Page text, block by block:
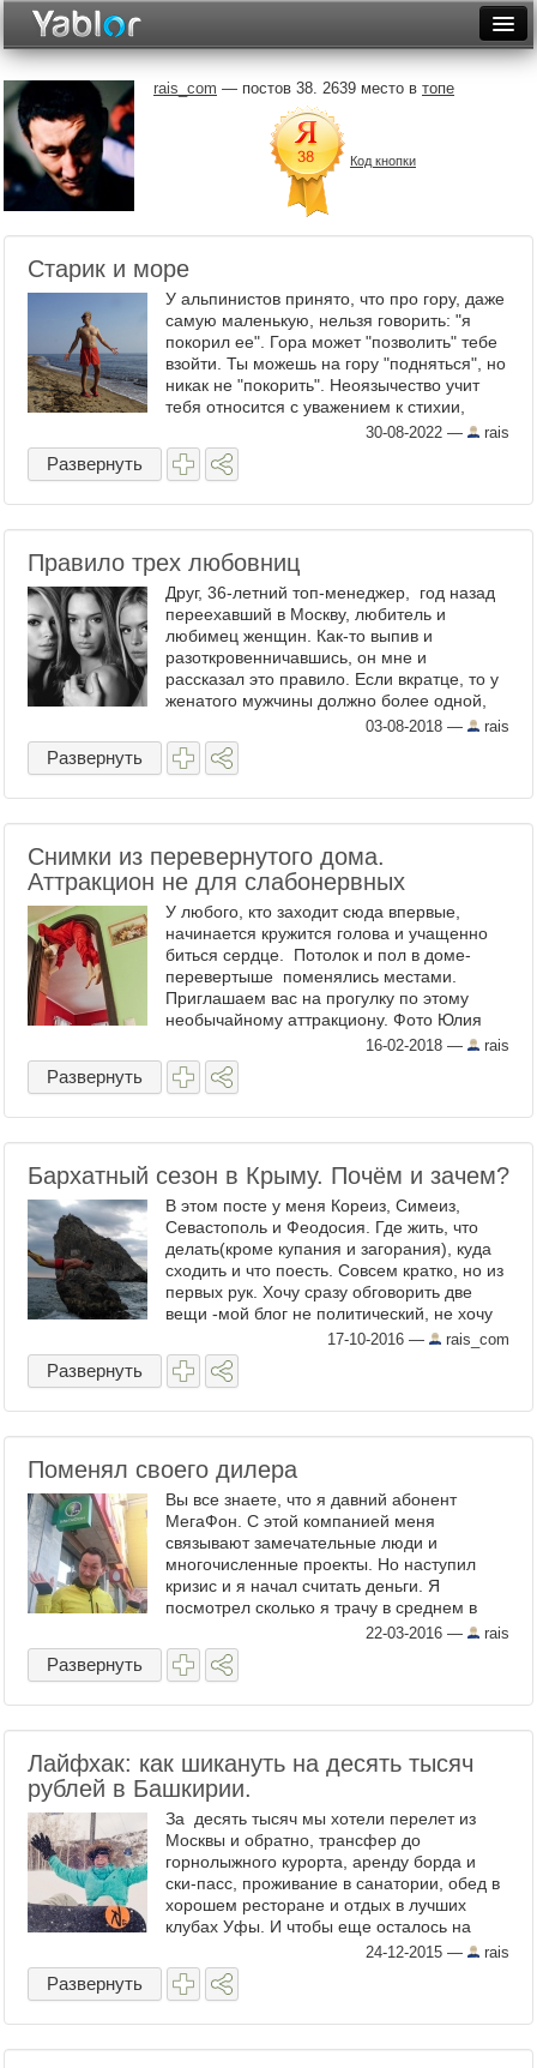
Неделя
Месяц
Фототоп
Видеотоп
rais_com — постов 38. 2639 место в топе
Код кнопки
Старик и море
У альпинистов принято, что про гору, даже
самую маленькую, нельзя говорить: "я
покорил ее". Гора может "позволить" тебе
взойти. Ты можешь на гору "подняться", но
никак не "покорить". Неоязычество учит
тебя относится с уважением к стихии,
мощной, страшной, но доброй
одновременно. Учит ...
30-08-2022 — rais
Развернуть
Правило трех любовниц
Друг, 36-летний топ-менеджер, год назад
переехавший в Москву, любитель и
любимец женщин. Как-то выпив и
разоткровенничавшись, он мне и
рассказал это правило. Если вкратце, то у
женатого мужчины должно более одной,
но не более трех любовниц.
Одноразовых встреч может быть ...
03-08-2018 — rais
Развернуть
Снимки из перевернутого дома.
Аттракцион не для слабонервных
У любого, кто заходит сюда впервые,
начинается кружится голова и учащенно
биться сердце. Потолок и пол в доме-
перевертыше поменялись местами.
Приглашаем вас на прогулку по этому
необычайному аттракциону. Фото Юлия
Ковшова Модели Ульяна Тригубчак ...
16-02-2018 — rais
Развернуть
Бархатный сезон в Крыму. Почём и зачем?
В этом посте у меня Кореиз, Симеиз,
Севастополь и Феодосия. Где жить, что
делать(кроме купания и загорания), куда
сходить и что поесть. Совсем кратко, но из
первых рук. Хочу сразу обговорить две
вещи -мой блог не политический, не хочу
вдаваться в "крымнаш", но написал, там
где этого ...
17-10-2016 — rais_com
Развернуть
Поменял своего дилера
Вы все знаете, что я давний абонент
МегаФон. С этой компанией меня
связывают замечательные люди и
многочисленные проекты. Но наступил
кризис и я начал считать деньги. Я
посмотрел сколько я трачу в среднем в
месяц на телефон. Вот только счас не
падайте. За последние полгода в среднем
1 ...
22-03-2016 — rais
Развернуть
Лайфхак: как шикануть на десять тысяч
рублей в Башкирии.
За десять тысяч мы хотели перелет из
Москвы и обратно, трансфер до
горнолыжного курорта, аренду борда и
ски-пасс, проживание в санатории, обед в
хорошем ресторане и отдых в лучших
клубах Уфы. И чтобы еще осталось на
сувениры. Как это у нас получилось
-читайте в посте. Кроме того, мы ...
24-12-2015 — rais
Развернуть